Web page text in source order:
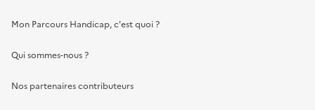
Mon Parcours Handicap, c'est quoi ?
Qui sommes-nous ?
Nos partenaires contributeurs